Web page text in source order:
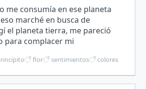
me consumía en ese planeta
marché en busca de
el planeta tierra, me pareció
para complacer mi
por unos jardines junto a
cuando me c…
flor sentimientos colores